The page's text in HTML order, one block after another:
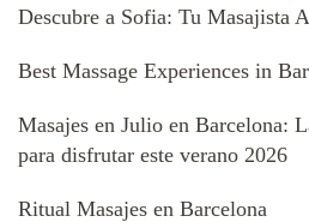
Descubre a Sofia: Tu Masajista
Best Massage Experiences in
Masajes en Julio en Barcelona:
para disfrutar este verano 2026
Ritual Masajes en Barcelona